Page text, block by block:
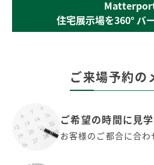
住宅展示場を360°バ
ご来場予約の
ご希望の時間に見学
お客様のご都合に合わ